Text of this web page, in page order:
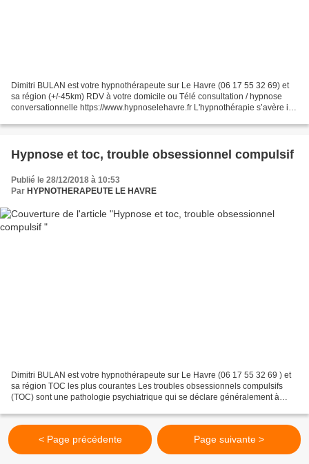
Dimitri BULAN est votre hypnothérapeute sur Le Havre (06 17 55 32 69) et
sa région (+/-45km) RDV à votre domicile ou Télé consultation / hypnose
conversationnelle https://www.hypnoselehavre.fr L'hypnothérapie s’avère ici
Hypnose et toc, trouble obsessionnel compulsif
Publié le 28/12/2018 à 10:53
Par HYPNOTHERAPEUTE LE HAVRE
Dimitri BULAN est votre hypnothérapeute sur Le Havre (06 17 55 32 69 ) et
sa région TOC les plus courantes Les troubles obsessionnels compulsifs
(TOC) sont une pathologie psychiatrique qui se déclare généralement à
< Page précédente Page suivante >